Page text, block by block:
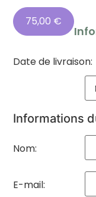
75,00 €
Date de livraison:
Informations
Nom:
E-mail: